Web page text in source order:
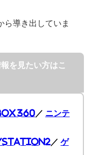
ら導き出していま
を見たい方はこ
360 ／ ニンテ
／ ゲ